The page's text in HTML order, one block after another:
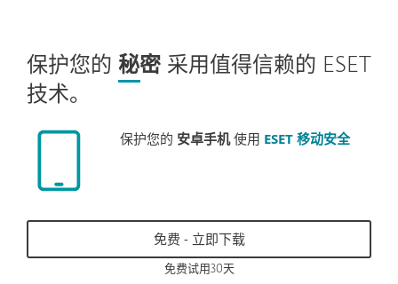
保护您的 秘密 采用值得信赖的 ESET
技术。
保护您的 安卓手机使用 ESET 移动安全
免费 - 立即下载
免费试用30天